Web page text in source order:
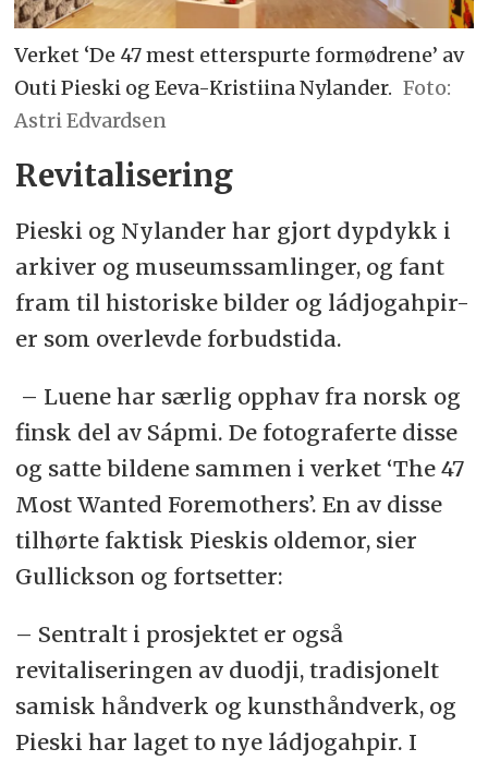
Verket ‘De 47 mest etterspurte formødrene’ av
Outi Pieski og Eeva-Kristiina Nylander.
Astri Edvardsen
Revitalisering
Pieski og Nylander har gjort dypdykk i
arkiver og museumssamlinger, og fant
fram til historiske bilder og ládjogahpir-
er som overlevde forbudstida.
– Luene har særlig opphav fra norsk og
finsk del av Sápmi. De fotograferte disse
og satte bildene sammen i verket ‘The 47
Most Wanted Foremothers’. En av disse
tilhørte faktisk Pieskis oldemor, sier
Gullickson og fortsetter:
– Sentralt i prosjektet er også
revitaliseringen av duodji, tradisjonelt
samisk håndverk og kunsthåndverk, og
Pieski har laget to nye ládjogahpir. I